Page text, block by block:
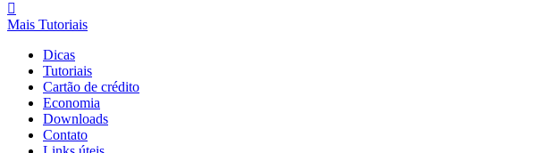
Mais Tutoriais
Dicas
Tutoriais
Cartão de crédito
Economia
Downloads
Contato